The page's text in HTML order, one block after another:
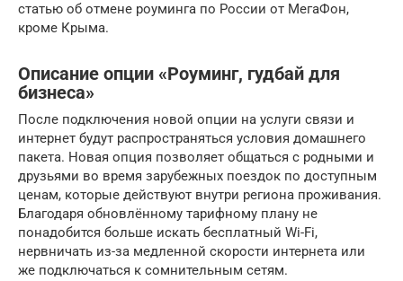
статью об отмене роуминга по России от МегаФон,
кроме Крыма.
Описание опции «Роуминг, гудбай для
бизнеса»
После подключения новой опции на услуги связи и
интернет будут распространяться условия домашнего
пакета. Новая опция позволяет общаться с родными и
друзьями во время зарубежных поездок по доступным
ценам, которые действуют внутри региона проживания.
Благодаря обновлённому тарифному плану не
понадобится больше искать бесплатный Wi-Fi,
нервничать из-за медленной скорости интернета или
же подключаться к сомнительным сетям.